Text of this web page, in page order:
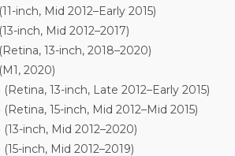
inch, Mid 2012–Early 2015)
inch, Mid 2012–2017)
13-inch, 2018–2020)
2020)
13-inch, Late 2012–Early 2015)
15-inch, Mid 2012–Mid 2015)
inch, Mid 2012–2020)
inch, Mid 2012–2019)